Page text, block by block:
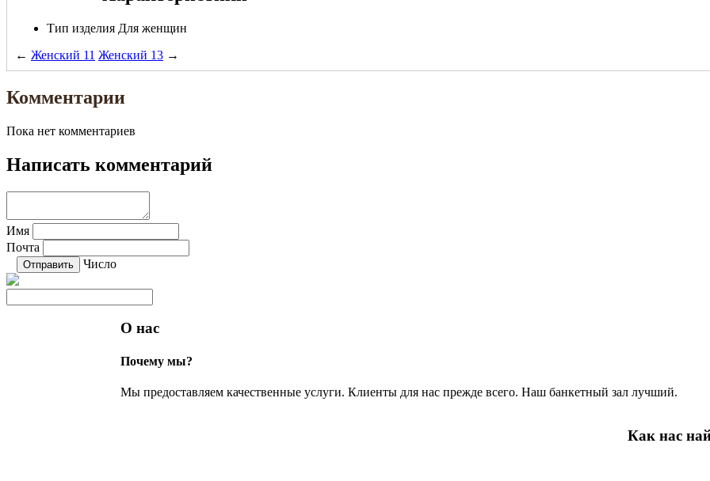
Тип изделия Для женщин
← Женский 11 Женский 13 →
Комментарии
Пока нет комментариев
Написать комментарий
Имя
Почта
Число
О нас
Почему мы?
Мы предоставляем качественные услуги. Клиенты для нас прежде всего. Наш банкетный зал лучший.
Как нас